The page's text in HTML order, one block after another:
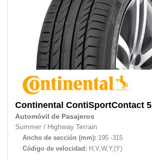
Continental ContiSportContact 5
Automóvil de Pasajeros
Summer / Highway Terrain
Ancho de sección (mm): 195 -315
Código de velocidad: H,V,W,Y,(Y)